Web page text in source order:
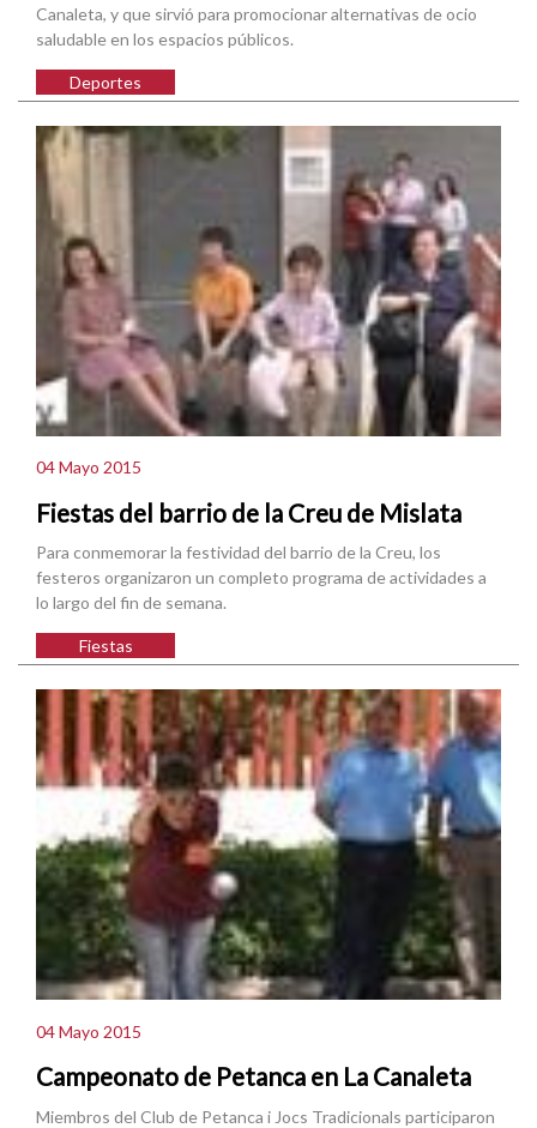
Canaleta, y que sirvió para promocionar alternativas de ocio
saludable en los espacios públicos.
Deportes
04 Mayo 2015
Fiestas del barrio de la Creu de Mislata
Para conmemorar la festividad del barrio de la Creu, los
festeros organizaron un completo programa de actividades a
lo largo del fin de semana.
Fiestas
04 Mayo 2015
Campeonato de Petanca en La Canaleta
Miembros del Club de Petanca i Jocs Tradicionals participaron